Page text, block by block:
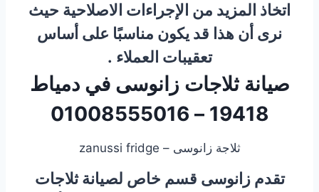
اتخاذ المزيد من الإجراءات الاصلاحية حيث
نرى أن هذا قد يكون مناسبًا على أساس
تعقيبات العملاء​ .
صيانة ثلاجات زانوسى في دمياط
19418 – 01008555016
ثلاجة زانوسى – zanussi fridge
تقدم زانوسى قسم خاص لصيانة ثلاجات